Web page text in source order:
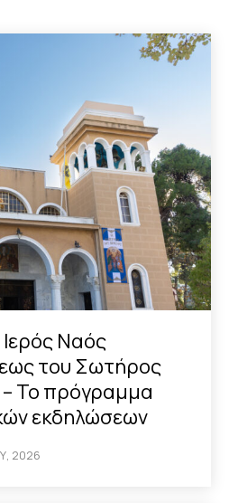
Ναός
του Σωτήρος
Το πρόγραμμα
εκδηλώσεων
2026